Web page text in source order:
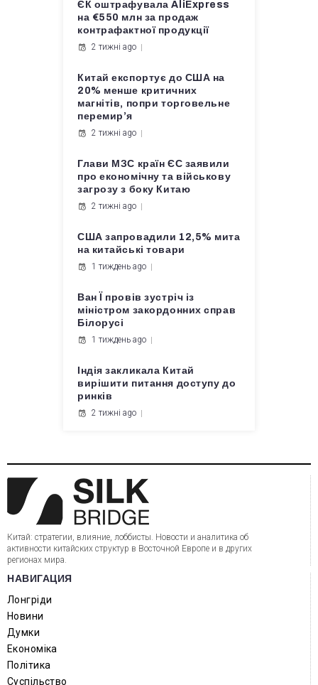
ЄК оштрафувала AliExpress
на €550 млн за продаж
контрафактної продукції
2 тижні ago
Китай експортує до США на
20% менше критичних
магнітів, попри торговельне
перемир’я
2 тижні ago
Глави МЗС країн ЄС заявили
про економічну та військову
загрозу з боку Китаю
2 тижні ago
США запровадили 12,5% мита
на китайські товари
1 тиждень ago
Ван Ї провів зустріч із
міністром закордонних справ
Білорусі
1 тиждень ago
Індія закликала Китай
вирішити питання доступу до
ринків
2 тижні ago
Китай: стратегии, влияние, лоббисты. Новости и аналитика об
активности китайских структур в Восточной Европе и в других
регионах мира.
НАВИГАЦИЯ
Лонгріди
Новини
Думки
Економіка
Політика
Суспільство